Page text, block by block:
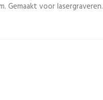
Gemaakt voor lasergraveren.